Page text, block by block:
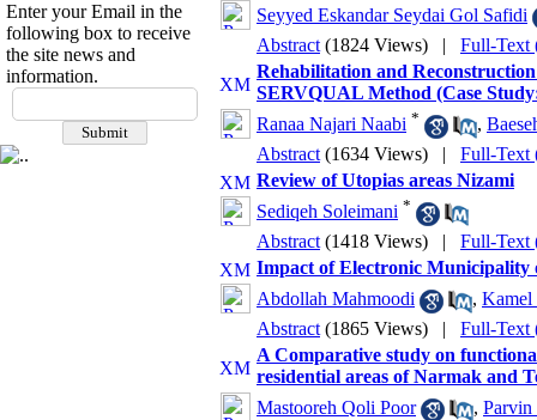
Enter your Email in the
following box to receive
the site news and
information.
Seyyed Eskandar Seydai Gol Safidi
Abstract (1824 Views) | Full-Text
Rehabilitation and
SERVQUAL Method (Case
Ranaa Najari Naabi * ,
Abstract (1634 Views) | Full-Text
Review of Utopias areas Nizami
Sediqeh Soleimani *
Abstract (1418 Views) | Full-Text
Impact of Electronic Municipality
Abdollah Mahmoodi
, Kamel
Abstract (1865 Views) | Full-Text
A Comparative study on
residential areas of Narmak and
Mastooreh Qoli Poor
, Parvin